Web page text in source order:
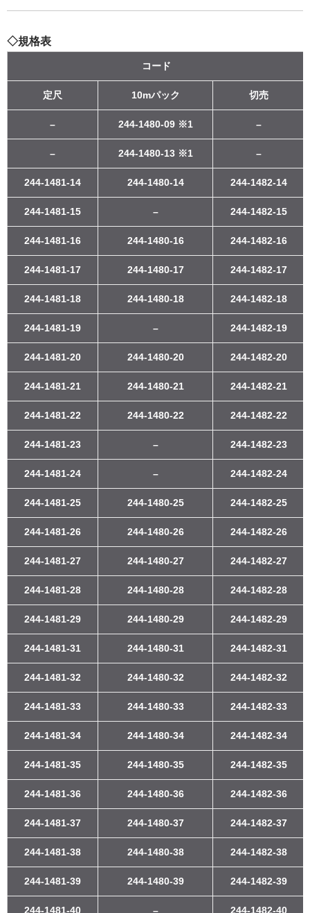
◇規格表
コード
定尺 10mパック 切売
– 244-1480-09 ※1 –
– 244-1480-13 ※1 –
244-1481-14 244-1480-14 244-1482-14
244-1481-15 – 244-1482-15
244-1481-16 244-1480-16 244-1482-16
244-1481-17 244-1480-17 244-1482-17
244-1481-18 244-1480-18 244-1482-18
244-1481-19 – 244-1482-19
244-1481-20 244-1480-20 244-1482-20
244-1481-21 244-1480-21 244-1482-21
244-1481-22 244-1480-22 244-1482-22
244-1481-23 – 244-1482-23
244-1481-24 – 244-1482-24
244-1481-25 244-1480-25 244-1482-25
244-1481-26 244-1480-26 244-1482-26
244-1481-27 244-1480-27 244-1482-27
244-1481-28 244-1480-28 244-1482-28
244-1481-29 244-1480-29 244-1482-29
244-1481-31 244-1480-31 244-1482-31
244-1481-32 244-1480-32 244-1482-32
244-1481-33 244-1480-33 244-1482-33
244-1481-34 244-1480-34 244-1482-34
244-1481-35 244-1480-35 244-1482-35
244-1481-36 244-1480-36 244-1482-36
244-1481-37 244-1480-37 244-1482-37
244-1481-38 244-1480-38 244-1482-38
244-1481-39 244-1480-39 244-1482-39
244-1481-40 – 244-1482-40